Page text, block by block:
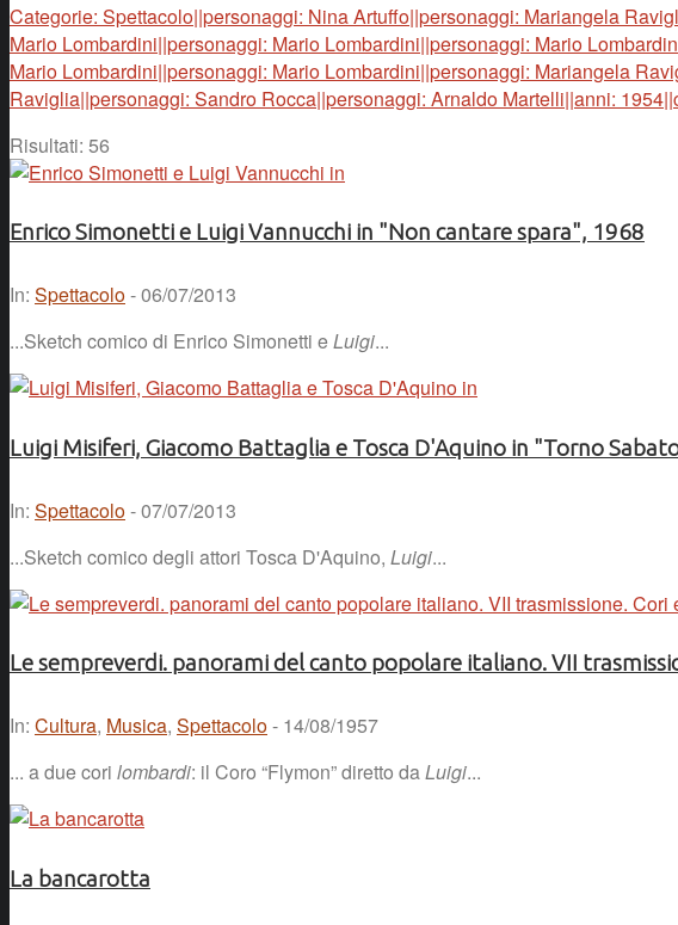
Categorie: Spettacolo||personaggi: Nina Artuffo||personaggi: Mariangela
Mario Lombardini||personaggi: Mario Lombardini||personaggi: Mario
Mario Lombardini||personaggi: Mario Lombardini||personaggi: Mariangela
Raviglia||personaggi: Sandro Rocca||personaggi: Arnaldo Martelli||anni:
Risultati: 56
Enrico Simonetti e Luigi Vannucchi in "Non cantare spara", 1968
In: Spettacolo- 06/07/2013
...Sketch comico di Enrico Simonetti eLuigi...
Luigi Misiferi, Giacomo Battaglia e Tosca D'Aquino in "Torno
In: Spettacolo- 07/07/2013
...Sketch comico degli attori Tosca D'Aquino, Luigi...
Le sempreverdi. panorami del canto popolare italiano. VII
In: Cultura, Musica, Spettacolo- 14/08/1957
... a due cori lombardi: il Coro “Flymon” diretto daLuigi...
La bancarotta